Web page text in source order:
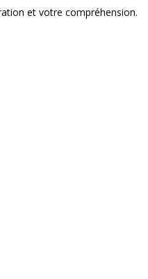
et votre compréhension.